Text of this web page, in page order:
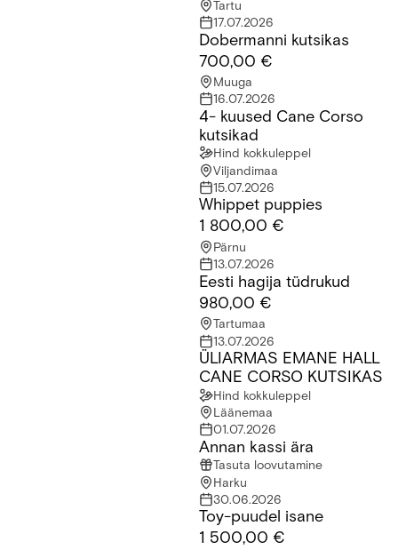
Tartu
17.07.2026
Dobermanni kutsikas
700,00 €
Muuga
16.07.2026
4- kuused Cane Corso kutsikad4- kuused Cane Corso
kutsikad
Hind kokkuleppel
Viljandimaa
15.07.2026
Whippet puppies
1 800,00 €
Pärnu
13.07.2026
Eesti hagija tüdrukud
980,00 €
Tartumaa
13.07.2026
ÜLIARMAS EMANE HALL CANE CORSO KUTSIKAS
ÜLIARMAS EMANE HALL
CANE CORSO KUTSIKAS
Hind kokkuleppel
Läänemaa
01.07.2026
Annan kassi ära
Tasuta loovutamine
Harku
30.06.2026
Toy-puudel isane
1 500,00 €